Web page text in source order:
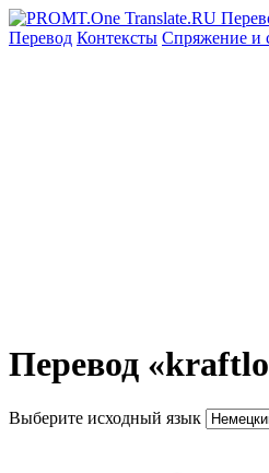
Перевод Контексты Спряжение и
Перевод
Выберите исходный язык